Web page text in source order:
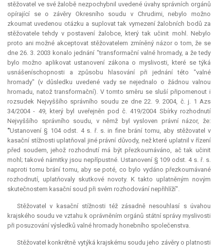
stěžovatel ve své žalobě nezpochybnil uvedené úvahy správních orgánů
opírající se o závěry Okresního soudu v Chrudimi, nebylo možno
zkoumat uvedenou otázku a suplovat tak vymezení žalobních bodů za
stěžovatele tehdy v postavení žalobce, který tak učinit mohl. Nebylo
proto ani možné akceptovat stěžovatelem zmíněný názor o tom, že se
dne 26. 3. 2003 konalo jednání "transformační valné hromady, a že tedy
bylo možno aplikovat ustanovení zákona o myslivosti, které se týká
usnášeníschopnosti a způsobu hlasování při jednání této "valné
hromady" (v důsledku uvedené vady se nejednalo o žádnou valnou
hromadu, natož transformační). V tomto směru se sluší připomenout i
rozsudek Nejvyššího správního soudu ze dne 22. 9. 2004, č. j. 1 Azs
34/2004 - 49, který byl uveřejněn pod č. 419/2004 Sbírky rozhodnutí
Nejvyššího správního soudu, v němž byl vysloven právní názor, že:
"Ustanovení § 104 odst. 4 s. ř. s.in finebrání tomu, aby stěžovatel v
kasační stížnosti uplatňoval jiné právní důvody, než které uplatnil v řízení
před soudem, jehož rozhodnutí má být přezkoumáváno, ač tak učinit
mohl; takové námitky jsou nepřípustné. Ustanovení § 109 odst. 4 s. ř. s.
naproti tomu brání tomu, aby se poté, co bylo vydáno přezkoumávané
rozhodnutí, uplatňovaly skutkové novoty. K takto uplatněným novým
skutečnostem kasační soud při svém rozhodování nepřihlíží".
Stěžovatel v kasační stížnosti též zásadně nesouhlasí s úvahou
krajského soudu ve vztahu k oprávněním orgánů státní správy myslivosti
při posuzování výsledků valné hromady honebního společenstva.
Stěžovatel konkrétně vytýká krajskému soudu jeho závěry o platnosti